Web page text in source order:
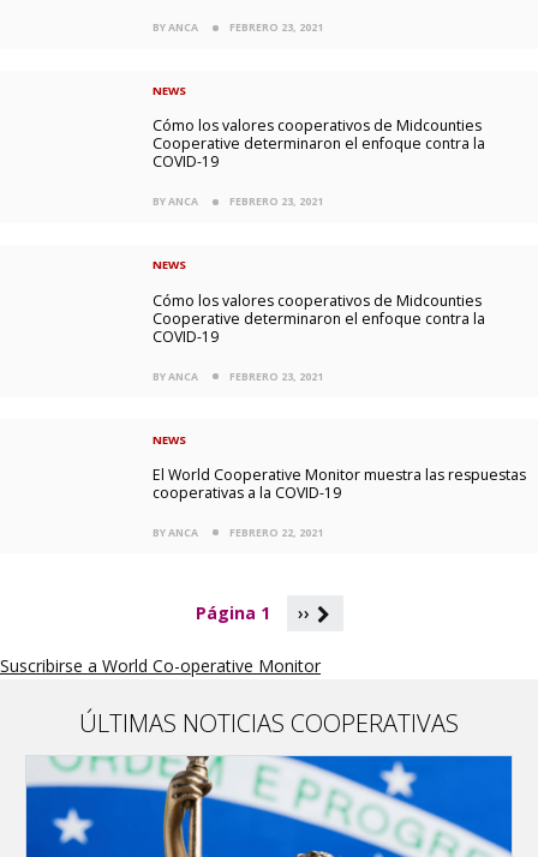
BY ANCA FEBRERO 23, 2021
NEWS
Cómo los valores cooperativos de Midcounties
Cooperative determinaron el enfoque contra la
COVID-19
BY ANCA FEBRERO 23, 2021
NEWS
Cómo los valores cooperativos de Midcounties
Cooperative determinaron el enfoque contra la
COVID-19
BY ANCA FEBRERO 23, 2021
NEWS
El World Cooperative Monitor muestra las respuestas
cooperativas a la COVID-19
BY ANCA FEBRERO 22, 2021
i
Página 1 ››
Suscribirse a World Co-operative Monitor
ÚLTIMAS NOTICIAS COOPERATIVAS